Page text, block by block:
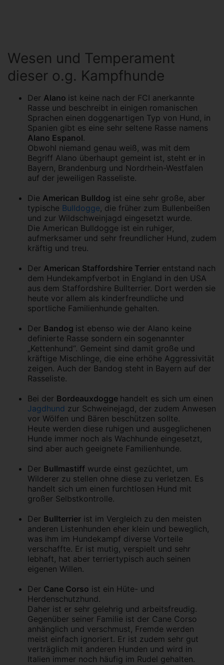
Wesen und Temperament
dieser o.g. Kampfhunde
Der Alano ist keine nach der FCI anerkannte
Rasse und beschreibt in einigen romanischen
Sprachen einen doggenartigen Typ von Hund, in
Spanien gibt es eine sehr seltene Rasse namens
Alano Espanol.
Obwohl niemand genau weiß, was mit dem
Begriff Alano überhaupt gemeint ist, steht er in
Bayern, Brandenburg und Nordrhein-Westfalen
auf der jeweiligen Rasseliste.
Die American Bulldog ist eine sehr große, aber
typische Bulldogge, die früher zum Bullenbeißen
und zur Wildschweinjagd eingesetzt wurde.
Die American Bulldogge ist ein ruhiger,
aufmerksamer und sehr freundlicher Hund, zudem
kräftig und treu.
Der American Staffordshire Terrier entstand nach
dem Hundekampfverbot in England in den USA
aus dem Staffordshire Bullterrier. Dort werden sie
heute vor allem als kinderfreundliche und
sportliche Familienhunde gehalten.
Der Bandog ist ebenso wie der Alano keine
definierte Rasse sondern ein sogenannter
„Kettenhund“. Gemeint sind damit große und
kräftige Mischlinge, die eine erhöhe Aggressivität
zeigen. Auch der Bandog steht in Bayern auf der
Rasseliste.
Bei der Bordeauxdogge handelt es sich um einen
Jagdhund zur Schweinejagd, der zudem Anwesen
vor Wölfen und Bären beschützen sollte.
Heute werden diese ruhigen und ausgeglichenen
Hunde immer noch als Wachhunde eingesetzt,
sind aber auch geeignete Familienhunde.
Der Bullmastiff wurde einst gezüchtet, um
Wilderer zu stellen ohne diese zu verletzen. Es
handelt sich um einen furchtlosen Hund mit
großer Selbstkontrolle.
Der Bullterrier ist im Vergleich zu den meisten
anderen Listenhunden eher klein und beweglich,
was ihm im Hundekampf diverse Vorteile
verschaffte. Er ist mutig, verspielt und sehr
lebhaft, hat aber terriertypisch auch seinen
eigenen Willen.
Der Cane Corso ist ein Hüte- und
Herdenschutzhund.
Daher ist er sehr gelehrig und arbeitsfreudig.
Gegenüber seiner Familie ist der Cane Corso
anhänglich und verschmust, Fremde werden
meist einfach ignoriert. Er ist zudem sehr gut
verträglich mit anderen Hunden und wird in
Italien immer noch häufig im Rudel gehalten.